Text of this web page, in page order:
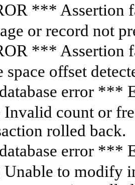
*** Assertion
or record not
*** Assertion
space offset
error ***
count or
rolled back.
error ***
Unable to modify